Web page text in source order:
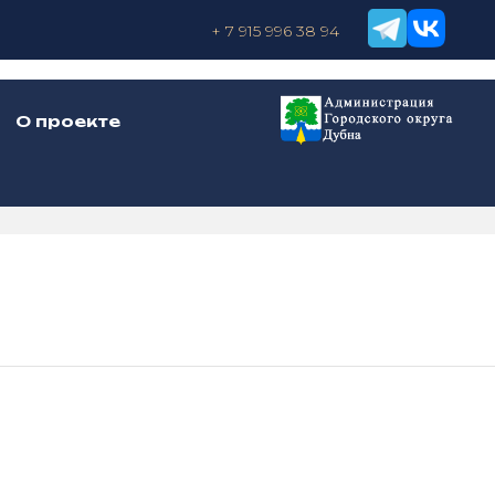
+ 7 915 996 38 94
О проекте